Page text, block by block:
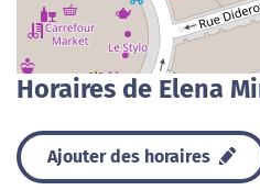
Horaires de Elena
Ajouter des horaires